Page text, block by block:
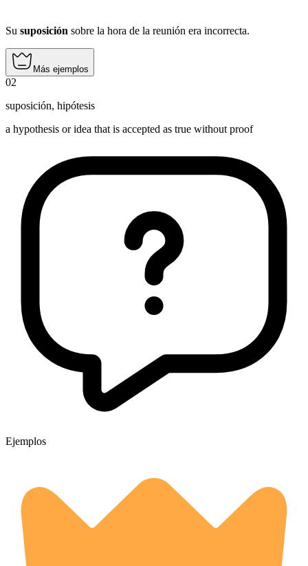
Su suposición sobre la hora de la reunión era incorrecta.
Más ejemplos
02
suposición, hipótesis
a hypothesis or idea that is accepted as true without proof
Ejemplos